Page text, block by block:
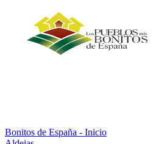
Bonitos de España - Inicio